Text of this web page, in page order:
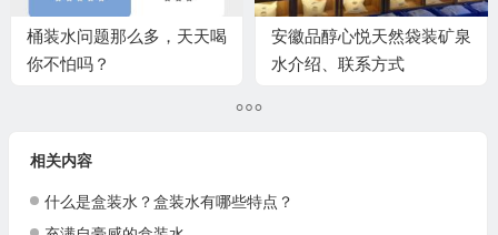
桶装水问题那么多，天天喝
你不怕吗？
安徽品醇心悦天然袋装矿泉
水介绍、联系方式
相关内容
什么是盒装水？盒装水有哪些特点？